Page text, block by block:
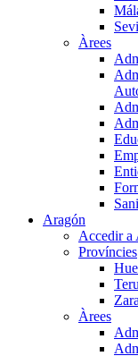
Àrees
Aragón
Accedir a
Províncies
Àrees